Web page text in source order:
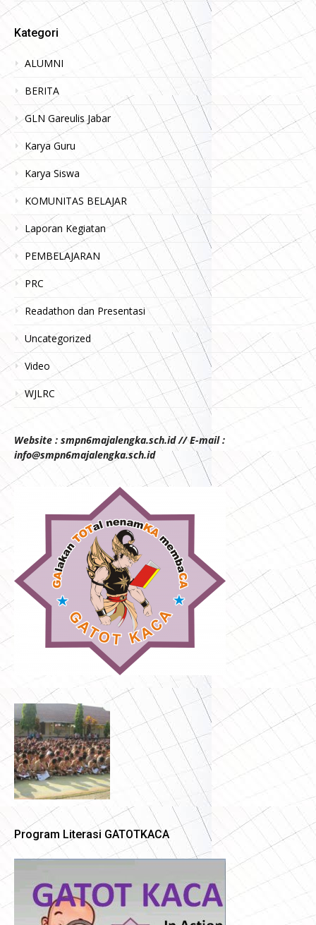
Kategori
ALUMNI
BERITA
GLN Gareulis Jabar
Karya Guru
Karya Siswa
KOMUNITAS BELAJAR
Laporan Kegiatan
PEMBELAJARAN
PRC
Readathon dan Presentasi
Uncategorized
Video
WJLRC
Website : smpn6majalengka.sch.id // E-mail :
info@smpn6majalengka.sch.id
Program Literasi GATOTKACA